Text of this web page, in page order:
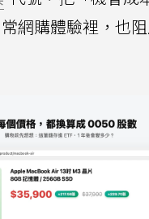
網購體驗裡，也